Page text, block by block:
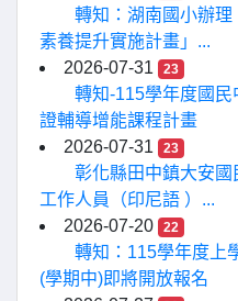
轉知：湖南國小辦
素養提升實施計畫」...
2026-07-31
23
轉知-115學年度國
證輔導增能課程計畫
2026-07-31
23
彰化縣田中鎮大安
工作人員（印尼語 ）...
2026-07-20
22
轉知：115學年度上
(學期中)即將開放報名